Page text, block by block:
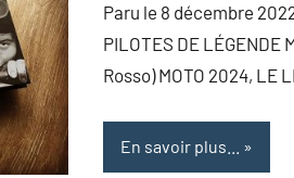
Paru le 8 décembre
PILOTES DE LÉGENDE
Rosso) MOTO 2024, LE
En savoir plus...